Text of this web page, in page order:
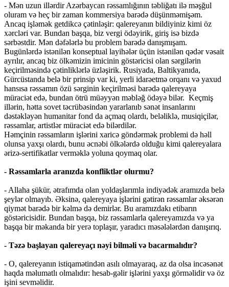
- Mən uzun illərdir Azərbaycan rəssamlığının təbliğatı ilə məşğul
oluram və heç bir zaman kommersiya barədə düşünməmişəm.
Ancaq işləmək getdikcə çətinləşir: qalereyanın bildiyiniz kimi öz
xərcləri var. Bundan başqa, biz vergi ödəyirik, giriş isə bizdə
sərbəstdir. Mən dəfələrlə bu problem barədə danışmışam.
Bugünlərdə istənilən konseptual layihələr üçün istənilən qədər vəsait
ayrılır, ancaq biz ölkəmizin imicinin göstəricisi olan sərgilərin
keçirilməsində çətinliklərlə üzləşirik. Rusiyada, Baltikyanıda,
Gürcüstanda belə bir prinsip var ki, yerli idarəetmə orqanı və yaxud
hansısa rəssamın özü sərginin keçirilməsi barədə qalereyaya
müraciət edə, bundan ötrü müəyyən məbləğ ödəyə bilər. Keçmiş
illərin, hətta sovet təcrübəsindən yararlanıb sənət insanlarını
dəstəkləyən humanitar fond da açmaq olardı, beləliklə, musiqiçilər,
rəssamlar, artistlər müraciət edə bilərdilər.
Həmçinin rəssamların işlərini xaricə göndərmək problemi də həll
olunsa yaxşı olardı, bunu əcnəbi ölkələrdə olduğu kimi qalereyalara
ərizə-sertifikatlar verməklə yoluna qoymaq olar.
- Rəssamlarla aranızda konfliktlər olurmu?
- Allaha şükür, ətrafımda olan yoldaşlarımla indiyədək aramızda belə
şeylər olmayıb. Əksinə, qalereyaya işlərini gətirən rəssamlar əksərən
qiymət barədə bir kəlmə də demirlər. Bu aramızdakı etibarın
göstəricisidir. Bundan başqa, biz rəssamlarla qalereyamızda və ya
başqa bir məkanda bir yerə toplaşır, yaradıcı məsələlərdən danışırıq.
- Təzə başlayan qalereyaçı nəyi bilməli və bacarmalıdır?
- O, qalereyanın istiqamətindən asılı olmayaraq, az da olsa incəsənət
haqda məlumatlı olmalıdır: hesab-gəlir işlərini yaxşı görməlidir və öz
işini sevməlidir.